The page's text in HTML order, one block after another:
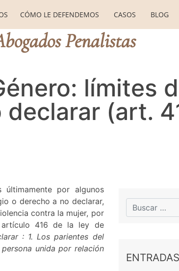
CÓMO LE DEFENDEMOS CASOS BLOG
Penalistas
límites
(art.
últimamente por algunos
o derecho a no declarar,
contra la mujer, por
416 de la ley de
: 1. Los parientes del
unida por relación